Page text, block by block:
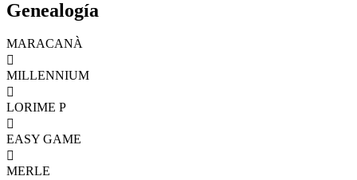
Genealogía
MARACANÀ

MILLENNIUM

LORIME P

EASY GAME

MERLE